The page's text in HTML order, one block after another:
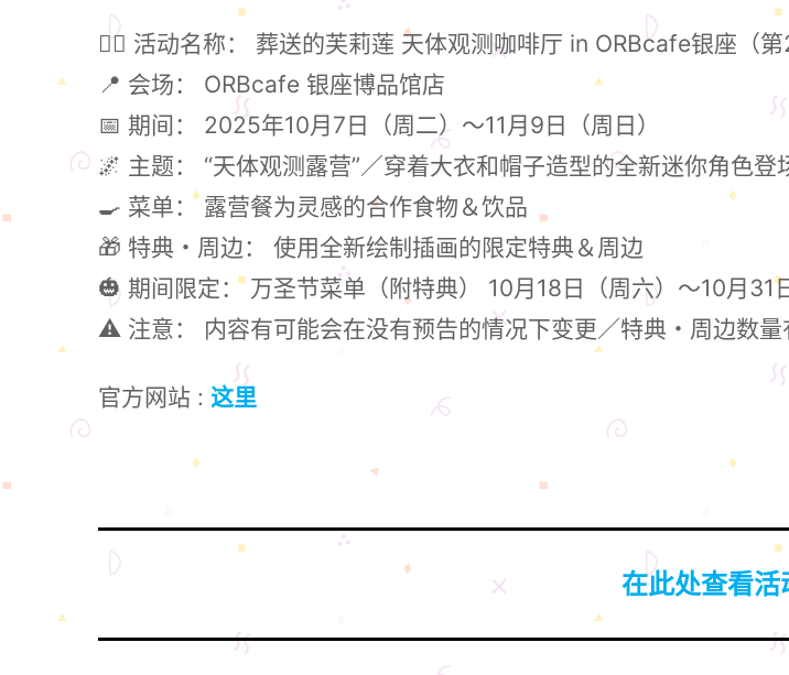
🧙‍♀️ 活动名称： 葬送的芙莉莲 天体观测咖啡厅 in ORBcafe银座（第
📍 会场： ORBcafe 银座博品馆店
📅 期间： 2025年10月7日（周二）～11月9日（周日）
🌌 主题： “天体观测露营”／穿着大衣和帽子造型的全新迷你角色登
🍳 菜单： 露营餐为灵感的合作食物＆饮品
🎁 特典・周边： 使用全新绘制插画的限定特典＆周边
🎃 期间限定： 万圣节菜单（附特典） 10月18日（周六）～10月31
⚠️ 注意： 内容有可能会在没有预告的情况下变更／特典・周边数量
官方网站 : 这里
在此处查看活